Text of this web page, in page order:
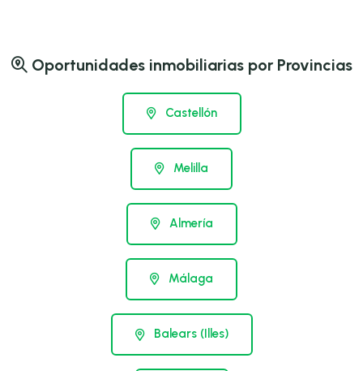
Oportunidades inmobiliarias por Provincias
Castellón
Melilla
Almería
Málaga
Balears (Illes)